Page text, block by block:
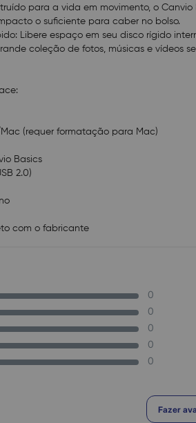
para a vida em movimento, o
o suficiente para caber no bolso.
Libere espaço em seu disco rígido
coleção de fotos, músicas e vídeos
(requer formatação para Mac)
Basics
2.0)
com o fabricante
0
0
0
0
0
Fazer